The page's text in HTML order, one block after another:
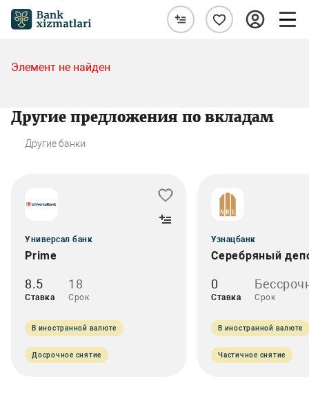
Элемент не найден
Другие предложения по вкладам
Другие банки
Универсал банк
Prime
8.5
Ставка
18
Срок
В иностранной валюте
Досрочное снятие
Узнацбанк
Серебряный
0
Ставка Срок
В иностранной валюте
Частичное снятие